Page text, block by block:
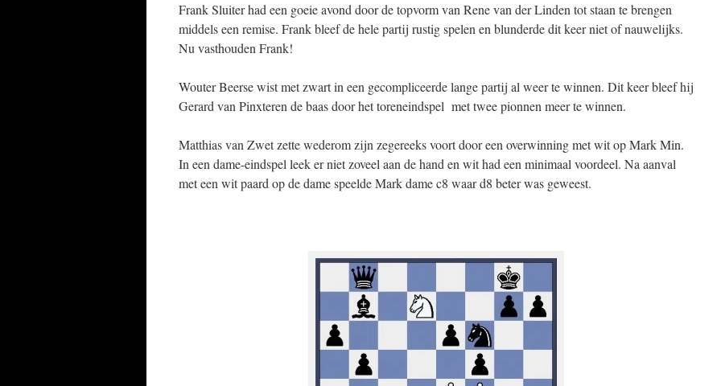
Frank Sluiter had een goeie avond door de topvorm van Rene van der Linden tot staan te brengen
middels een remise. Frank bleef de hele partij rustig spelen en blunderde dit keer niet of nauwelijks.
Nu vasthouden Frank!
Wouter Beerse wist met zwart in een gecompliceerde lange partij al weer te winnen. Dit keer bleef hij
Gerard van Pinxteren de baas door het toreneindspel met twee pionnen meer te winnen.
Matthias van Zwet zette wederom zijn zegereeks voort door een overwinning met wit op Mark Min.
In een dame-eindspel leek er niet zoveel aan de hand en wit had een minimaal voordeel. Na aanval
met een wit paard op de dame speelde Mark dame c8 waar d8 beter was geweest.